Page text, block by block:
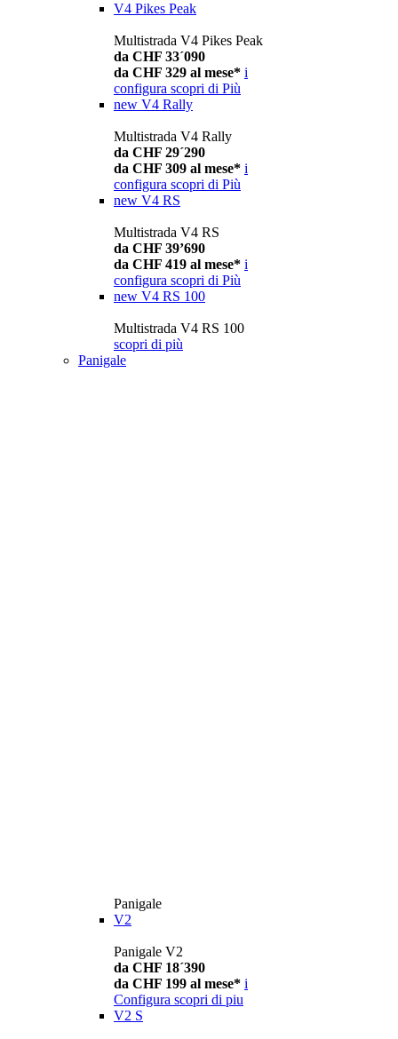
V4 Pikes Peak
Multistrada V4 Pikes Peak
da CHF 33´090
da CHF 329 al mese* i
configura scopri di Più
new V4 Rally
Multistrada V4 Rally
da CHF 29´290
da CHF 309 al mese* i
configura scopri di Più
new V4 RS
Multistrada V4 RS
da CHF 39’690
da CHF 419 al mese* i
configura scopri di Più
new V4 RS 100
Multistrada V4 RS 100
scopri di più
Panigale
Panigale
V2
Panigale V2
da CHF 18´390
da CHF 199 al mese* i
Configura scopri di piu
V2 S